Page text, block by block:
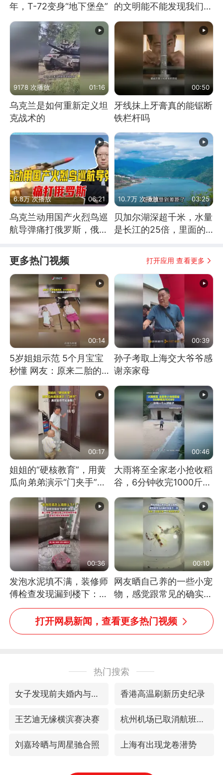
年，T-72变身“地下堡垒”
的文明能不能发现我们存
9178 次播放 01:16
乌克兰是如何重新定义坦
克战术的
00:50
牙线抹上牙膏真的能锯断
铁栏杆吗
6.8万 次播放 06:21
乌克兰动用国产火烈鸟巡
航导弹痛打俄罗斯，俄军
10.7万 次播放 03:25
贝加尔湖深超千米，水量
是长江的25倍，里面的
更多热门视频 打开应用 查看更多
00:14
5岁姐姐示范 5个月宝宝
秒懂 网友：原来二胎的
00:39
孙子考取上海交大爷爷感
谢亲家母
00:17
姐姐的“硬核教育”，用黄
瓜向弟弟演示“门夹手”，
教！
00:46
大雨将至全家老小抢收稻
谷，6分钟收完1000斤，
00:36
发泡水泥填不满，装修师
傅检查发现漏到楼下：出
风口未延伸到外墙
00:10
网友晒自己养的一些小宠
物，感觉跟常见的确实有
些不一样
打开网易新闻，查看更多热门视频
热门搜索
女子发现前夫婚内与第三者育子 香港高温刷新历史纪录
王艺迪无缘横滨赛决赛 杭州机场已取消航班388架次
刘嘉玲晒与周星驰合照 上海有出现龙卷潜势